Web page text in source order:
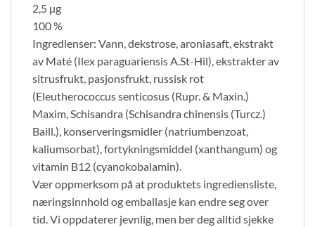
2,5 µg
100 %
Ingredienser: Vann, dekstrose, aroniasaft, ekstrakt
av Maté (Ilex paraguariensis A.St-Hil), ekstrakter av
sitrusfrukt, pasjonsfrukt, russisk rot
(Eleutherococcus senticosus (Rupr. & Maxin.)
Maxim, Schisandra (Schisandra chinensis (Turcz.)
Baill.), konserveringsmidler (natriumbenzoat,
kaliumsorbat), fortykningsmiddel (xanthangum) og
vitamin B12 (cyanokobalamin).
Vær oppmerksom på at produktets ingrediensliste,
næringsinnhold og emballasje kan endre seg over
tid. Vi oppdaterer jevnlig, men ber deg alltid sjekke